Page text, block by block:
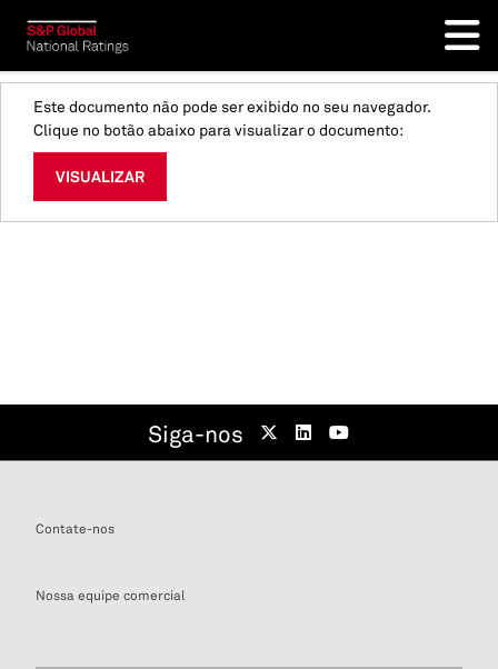
Este documento não pode ser exibido no seu navegador.
Clique no botão abaixo para visualizar o documento:
VISUALIZAR
Siga-nos
Contate-nos
Nossa equipe comercial